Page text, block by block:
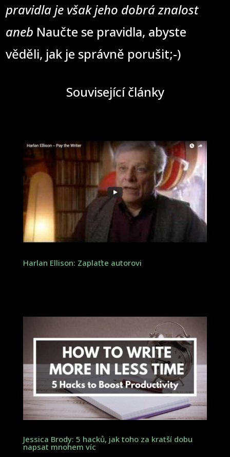
pravidla je však jeho dobrá znalost
aneb Naučte se pravidla, abyste
věděli, jak je správně porušit;-)
Související články
Harlan Ellison: Zaplaťte autorovi
Jessica Brody: 5 hacků, jak toho za kratší dobu
napsat mnohem víc